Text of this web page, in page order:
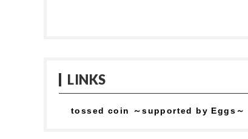
LINKS
tossed coin ～supported by Eggs～